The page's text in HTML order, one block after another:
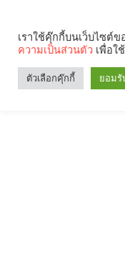
เราใช้คุ๊กกี้บนเว็บไซต์
ความเป็นส่วนตัว เพื่อใ
ตัวเลือกคุ๊กกี้ ยอมรั